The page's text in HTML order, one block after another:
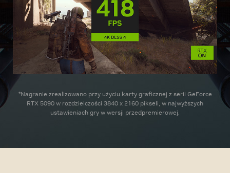
*Nagranie zrealizowano przy użyciu karty graficznej z serii GeForce
RTX 5090 w rozdzielczości 3840 x 2160 pikseli, w najwyższych
ustawieniach gry w wersji przedpremierowej.